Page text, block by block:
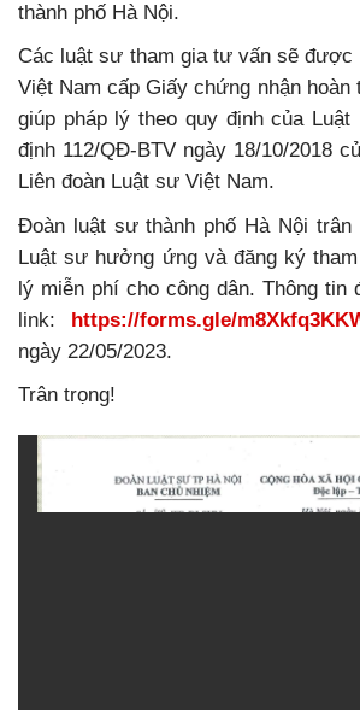
thành phố Hà Nội.
Các luật sư tham gia tư vấn sẽ được
Việt Nam cấp Giấy chứng nhận hoàn
giúp pháp lý theo quy định của
định 112/QĐ-BTV ngày 18/10/2018
Liên đoàn Luật sư Việt Nam.
Đoàn luật sư thành phố Hà Nội trân
Luật sư hưởng ứng và đăng ký
lý miễn phí cho công dân. Thông tin
link:
https://forms.gle/
ngày 22/05/2023.
Trân trọng!